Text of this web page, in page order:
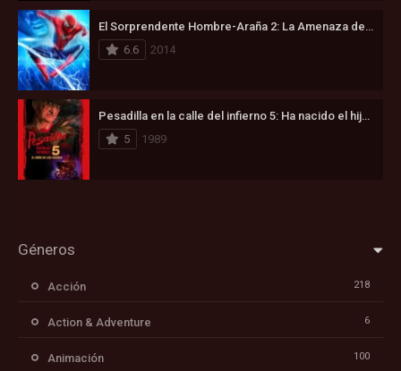
6.6
2014
5
1989
Géneros
Acción 218
Action & Adventure 6
Animación 100